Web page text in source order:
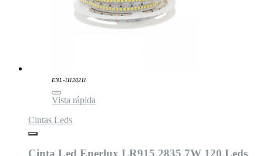
ENL-11120211
Vista rápida
Cintas Leds
Cinta Led Enerlux LR915 2835 7W 120 Leds